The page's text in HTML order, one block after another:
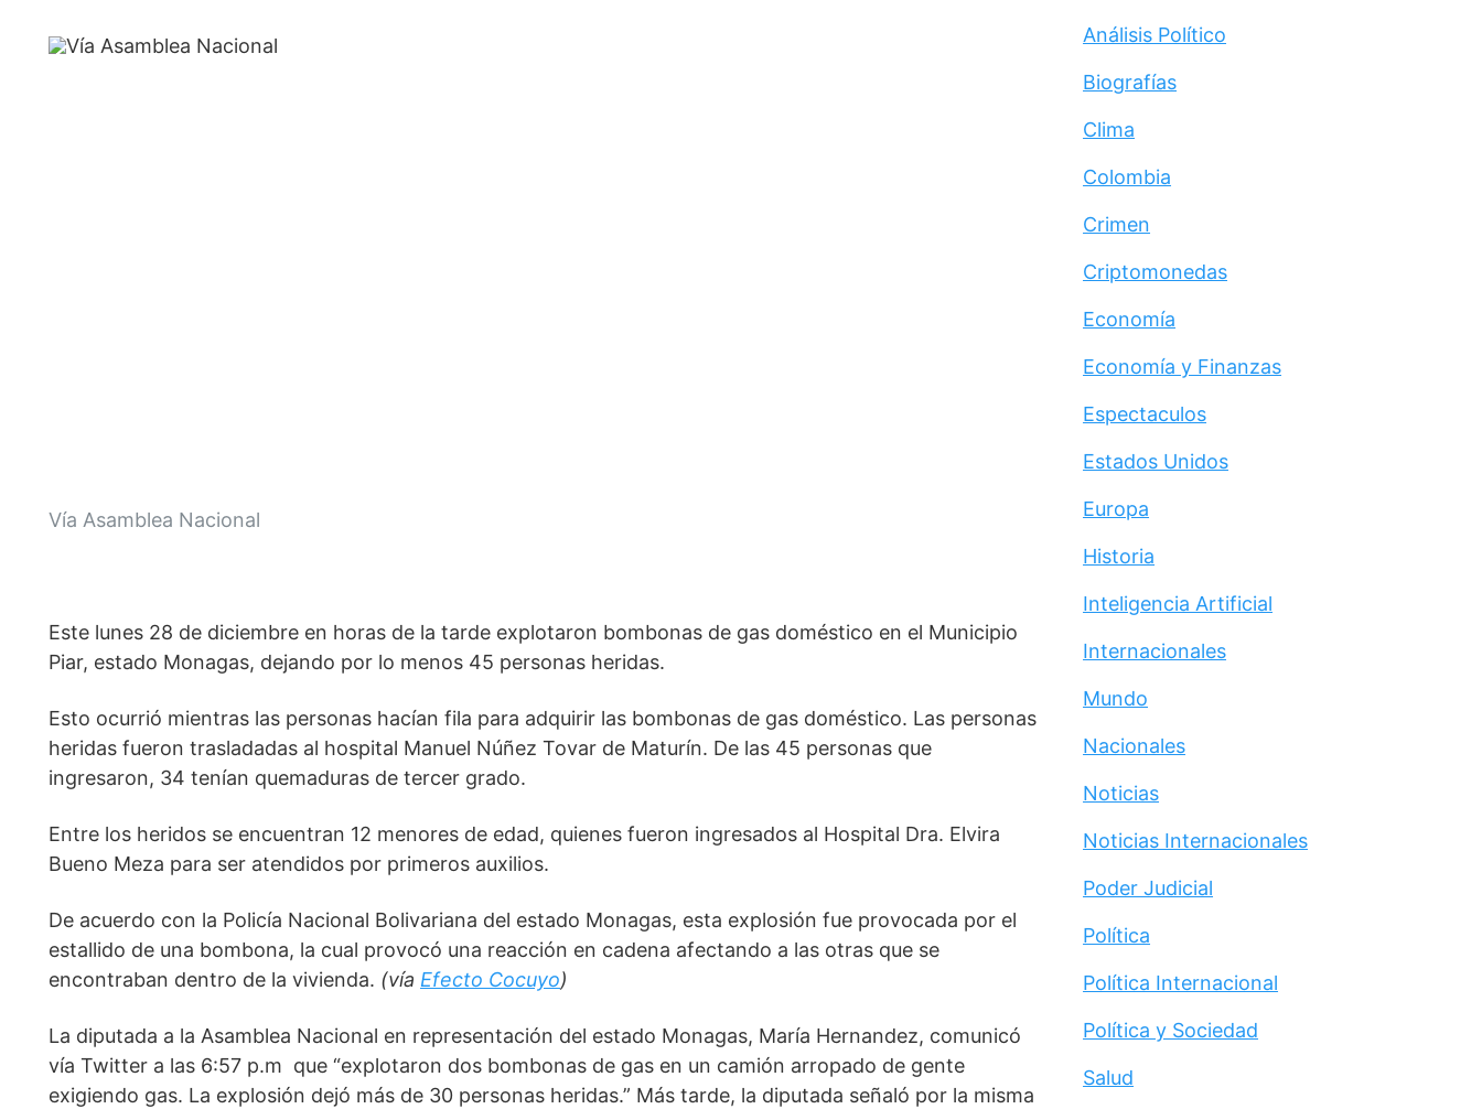
Vía Asamblea Nacional
Este lunes 28 de diciembre en horas de la tarde explotaron bombonas de gas doméstico en el Municipio
Piar, estado Monagas, dejando por lo menos 45 personas heridas.
Esto ocurrió mientras las personas hacían fila para adquirir las bombonas de gas doméstico. Las personas
heridas fueron trasladadas al hospital Manuel Núñez Tovar de Maturín. De las 45 personas que
ingresaron, 34 tenían quemaduras de tercer grado.
Entre los heridos se encuentran 12 menores de edad, quienes fueron ingresados al Hospital Dra. Elvira
Bueno Meza para ser atendidos por primeros auxilios.
De acuerdo con la Policía Nacional Bolivariana del estado Monagas, esta explosión fue provocada por el
estallido de una bombona, la cual provocó una reacción en cadena afectando a las otras que se
encontraban dentro de la vivienda. (vía Efecto Cocuyo)
La diputada a la Asamblea Nacional en representación del estado Monagas, María Hernandez, comunicó
vía Twitter a las 6:57 p.m  que “explotaron dos bombonas de gas en un camión arropado de gente
exigiendo gas. La explosión dejó más de 30 personas heridas.” Más tarde, la diputada señaló por la misma
Análisis Político
Biografías
Clima
Colombia
Crimen
Criptomonedas
Economía
Economía y Finanzas
Espectaculos
Estados Unidos
Europa
Historia
Inteligencia Artificial
Internacionales
Mundo
Nacionales
Noticias
Noticias Internacionales
Poder Judicial
Política
Política Internacional
Política y Sociedad
Salud